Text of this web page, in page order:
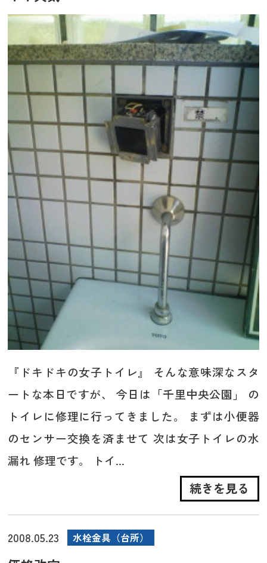
『ドキドキの女子トイレ』 そんな意味深なスタ
ートな本日ですが、 今日は「千里中央公園」 の
トイレに修理に行ってきました。 まずは小便器
のセンサー交換を済ませて 次は女子トイレの水
漏れ 修理です。 トイ...
続きを見る
2008.05.23 水栓金具（台所）